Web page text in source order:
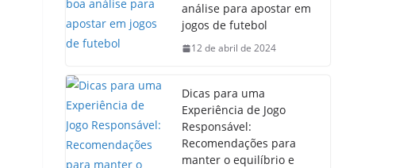
análise para apostar em
jogos de futebol
12 de abril de 2024
Dicas para uma
Experiência de Jogo
Responsável:
Recomendações para
manter o equilíbrio e